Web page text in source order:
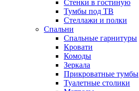
Стенки в гостиную
Тумбы под ТВ
Стеллажи и полки
Спальни
Спальные гарнитуры
Кровати
Комоды
Зеркала
Прикроватные тумбы
Туалетные столики